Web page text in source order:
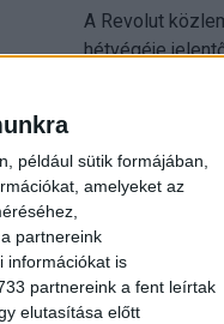
például sütik formájában,
amelyeket az
partnereink
információkat is
partnereink a fent leírtak
elutasítása előtt
A Revolut
hétvégéje
aktivitásban
kiderül, hogy a
hétvégéhez
Rekordok
mindent vitt